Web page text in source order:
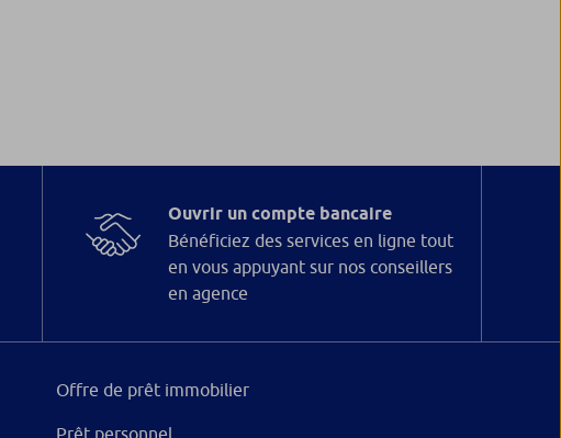
Ouvrir un compte bancaire
Bénéficiez des services en ligne tout
en vous appuyant sur nos conseillers
en agence
Offre de prêt immobilier
Prêt personnel